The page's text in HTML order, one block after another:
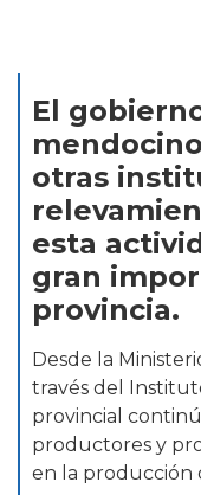
El
otras
esta
gran
provincia.
Desde la
través del
provincial
productores y
en la producción